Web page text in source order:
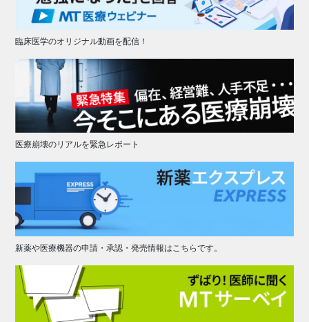
臨床医学のオリジナル動画を配信！
医療崩壊のリアルを緊急レポート
新薬や医療機器の申請・承認・発売情報はこちらです。